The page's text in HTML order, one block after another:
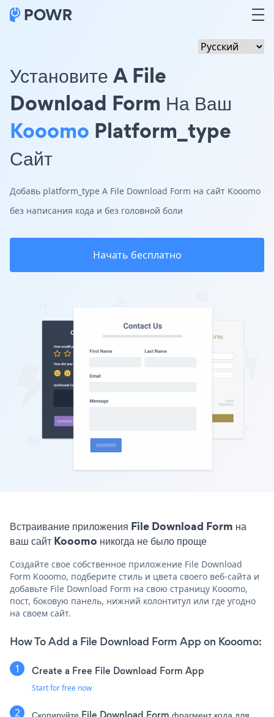
Установите A File
Download Form На Ваш
Kooomo Platform_type
Сайт
Добавь platform_type A File Download Form на сайт Kooomo
без написания кода и без головной боли
Начать бесплатно
Встраивание приложения File Download Form на
ваш сайт Kooomo никогда не было проще
Создайте свое собственное приложение File Download
Form Kooomo, подберите стиль и цвета своего веб-сайта и
добавьте File Download Form на свою страницу Kooomo,
пост, боковую панель, нижний колонтитул или где угодно
на своем сайт.
How To Add a File Download Form App on Kooomo:
Create a Free File Download Form App
Start for free now